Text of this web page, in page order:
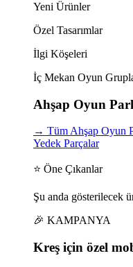
Yeni Ürünler
Özel Tasarımlar
İlgi Köşeleri
İç Mekan Oyun
Ahşap Oyun
→ Tüm Ahşap Oyun
Yedek Parçalar
⭐ Öne Çıkanlar
Şu anda gösterilecek
🎉 KAMPANYA
Kreş için özel